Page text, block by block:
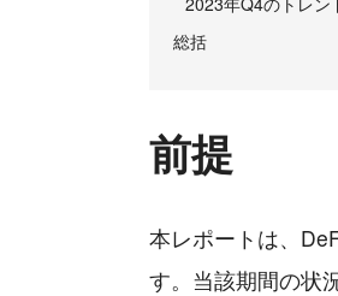
総括
前提
本レポートは、
す。当該期間の状